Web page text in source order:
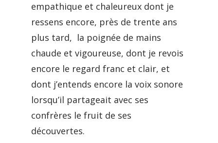
empathique et chaleureux dont je
ressens encore, près de trente ans
plus tard, la poignée de mains
chaude et vigoureuse, dont je revois
encore le regard franc et clair, et
dont j’entends encore la voix sonore
lorsqu’il partageait avec ses
confrères le fruit de ses
découvertes.